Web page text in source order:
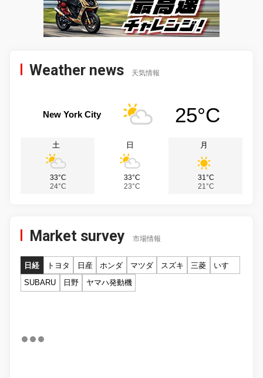
Weather news 天気情報
New York City 25°C
土
33°C
24°C
日
33°C
23°C
月
31°C
21°C
Market survey 市場情報
日経 トヨタ 日産 ホンダ マツダ スズキ 三菱
いすゞ
SUBARU
日野 ヤマハ発動機